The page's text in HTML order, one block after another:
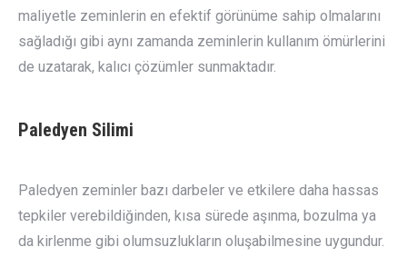
maliyetle zeminlerin en efektif görünüme sahip olmalarını
sağladığı gibi aynı zamanda zeminlerin kullanım ömürlerini
de uzatarak, kalıcı çözümler sunmaktadır.
Paledyen Silimi
Paledyen zeminler bazı darbeler ve etkilere daha hassas
tepkiler verebildiğinden, kısa sürede aşınma, bozulma ya
da kirlenme gibi olumsuzlukların oluşabilmesine uygundur.